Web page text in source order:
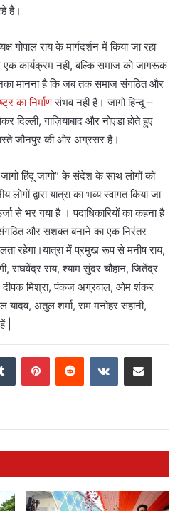
हैं।
गोपाल राय के मार्गदर्शन में किया जा रहा
एक कार्यक्रम नहीं, बल्कि समाज को जागरूक
मानना है कि जब तक समाज संगठित और
का निर्माणसंभव नहीं है। जागो हिन्दू –
दिल्ली, गाज़ियाबाद और नोएडा होते हुए
जौनपुर की ओर अग्रसर है।
हिंदू जागो” के संदेश के साथ लोगों को
द्वारा यात्रा का भव्य स्वागत किया जा
से भर गया है । पदाधिकारियों का कहना है
और सशक्त बनाने का एक निरंतर
रहेगा।यात्रा में प्रमुख रूप से मनीष राय,
राघवेंद्र राय, श्याम सुंदर चौहान, जितेंद्र
दीपक मिश्रा, पंकज अग्रवाल, ओम शंकर
यादव, अतुल शर्मा, राम मनोहर सहानी,
|
Tumblr PinterestReddit VKontakteShare via Email